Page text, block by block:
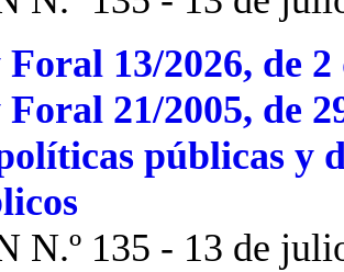
13/2026, de
21/2005, de
públicas y
N.º 135 - 13 de